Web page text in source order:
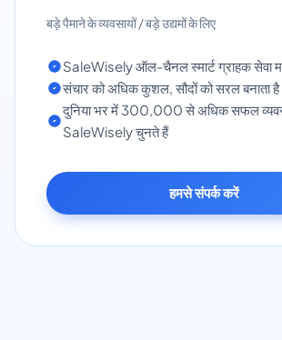
बड़े पैमाने के व्यवसायों / बड़े उद्यमों के लिए
SaleWisely ऑल-चैनल स्मार्ट ग्राहक सेवा
संचार को अधिक कुशल, सौदों को सरल बनाता
दुनिया भर में 300,000 से अधिक सफल
SaleWisely चुनते हैं
हमसे संपर्क करें